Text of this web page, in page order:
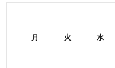
月 火 水